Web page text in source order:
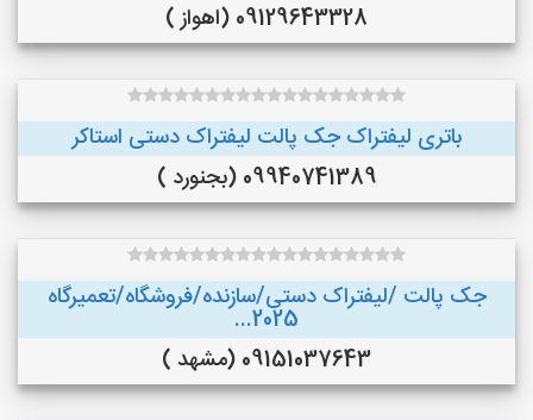
09129643328 (اهواز )
باتری لیفتراک جک پالت لیفتراک دستی استاکر
09940741389 (بجنورد )
جک پالت /لیفتراک دستی/سازنده/فروشگاه/تعمیرگاه
2025...
09151037643 (مشهد )